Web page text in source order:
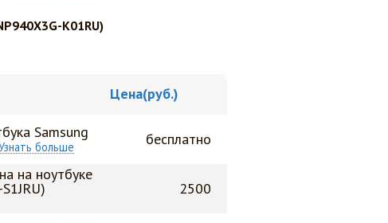
K01RU)
Цена(руб.)
Samsung
больше
бесплатно
на ноутбуке
2500